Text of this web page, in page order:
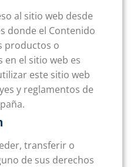
al sitio web desde
donde el Contenido
productos o
en el sitio web es
este sitio web
y reglamentos de
transferir o
de sus derechos